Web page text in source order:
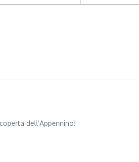
dell'Appennino!